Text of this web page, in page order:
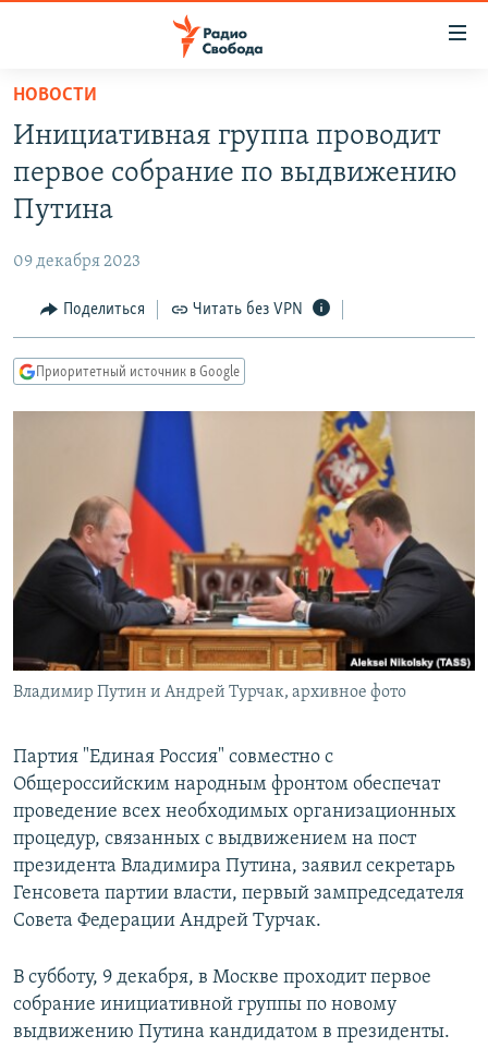
упрощенного
доступа
основному
Вернутся
Вернутся
ПОДКАСТЫ
АВТОРСКИЕ ПРОЕКТЫ
МНЕНИЯ
КУЛЬТУРА
КАВКАЗ.РЕАЛИИ
СЕВЕР.РЕАЛИИ
СИБИРЬ.РЕАЛИИ
РАСПИСАНИЕ ВЕЩАНИЯ
ПОДПИШИТЕСЬ НА РАССЫЛКУ
СОЦИАЛЬНЫЕ СЕТИ
Все сайты РСЕ/РС
НОВОСТИ
Инициативная группа проводит
первое собрание по выдвижению
Путина
09 декабря 2023
Поделиться Читать без VPN
Приоритетный источник в Google
Владимир Путин и Андрей Турчак, архивное фото
Партия "Единая Россия" совместно с
Общероссийским народным фронтом обеспечат
проведение всех необходимых организационных
процедур, связанных с выдвижением на пост
президента Владимира Путина, заявил секретарь
Генсовета партии власти, первый зампредседателя
Совета Федерации Андрей Турчак.
В субботу, 9 декабря, в Москве проходит первое
собрание инициативной группы по новому
выдвижению Путина кандидатом в президенты.